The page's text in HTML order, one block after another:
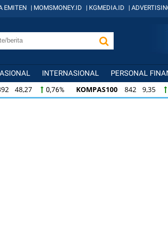
EMITEN | MOMSMONEY.ID | KGMEDIA.ID |
INTERNASIONAL PERSONAL
48,27 0,76% KOMPAS100 842 9,35
842 9,35 1,12% LQ45 639 7,95 1,26%